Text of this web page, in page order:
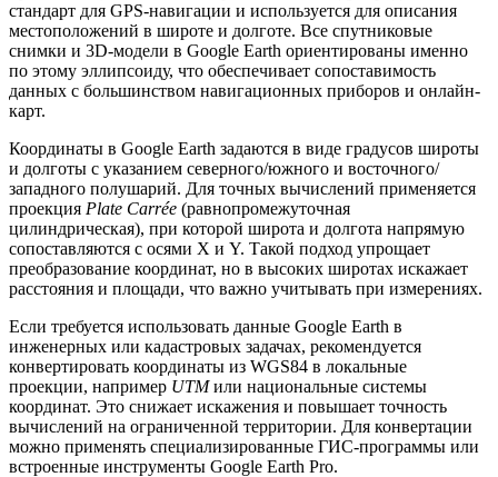
стандарт для GPS-навигации и используется для описания
местоположений в широте и долготе. Все спутниковые
снимки и 3D-модели в Google Earth ориентированы именно
по этому эллипсоиду, что обеспечивает сопоставимость
данных с большинством навигационных приборов и онлайн-
карт.
Координаты в Google Earth задаются в виде градусов широты
и долготы с указанием северного/южного и восточного/
западного полушарий. Для точных вычислений применяется
проекция Plate Carrée (равнопромежуточная
цилиндрическая), при которой широта и долгота напрямую
сопоставляются с осями X и Y. Такой подход упрощает
преобразование координат, но в высоких широтах искажает
расстояния и площади, что важно учитывать при измерениях.
Если требуется использовать данные Google Earth в
инженерных или кадастровых задачах, рекомендуется
конвертировать координаты из WGS84 в локальные
проекции, например UTMили национальные системы
координат. Это снижает искажения и повышает точность
вычислений на ограниченной территории. Для конвертации
можно применять специализированные ГИС-программы или
встроенные инструменты Google Earth Pro.